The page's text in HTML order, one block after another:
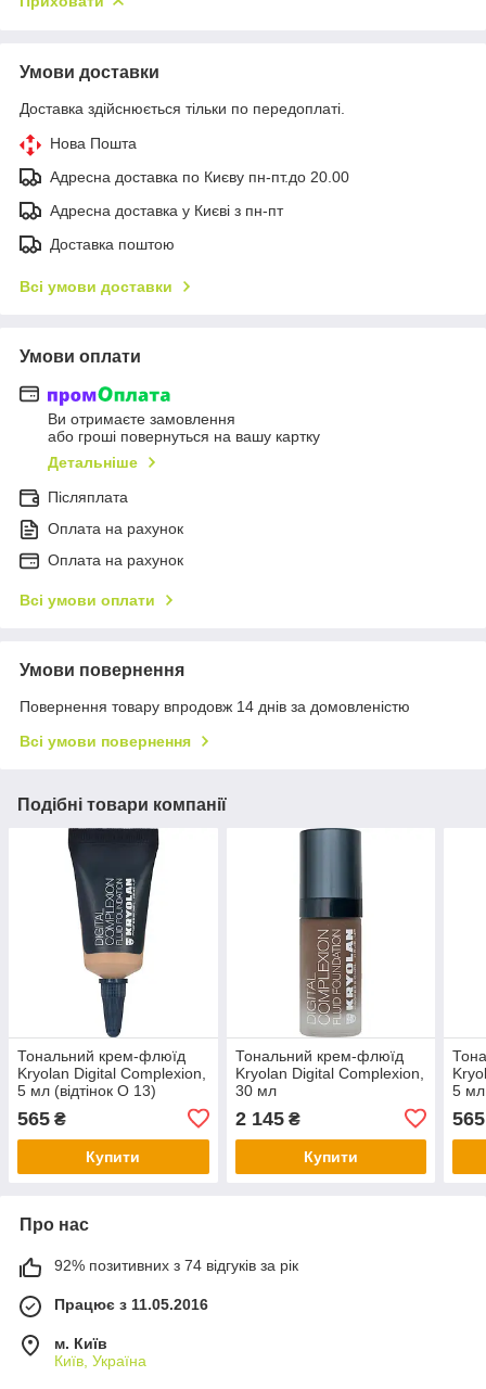
Умови доставки
Доставка здійснюється тільки по передоплаті.
Нова Пошта
Адресна доставка по Києву пн-пт.до 20.00
Адресна доставка у Києві з пн-пт
Доставка поштою
Всі умови доставки
Умови оплати
Ви отримаєте замовлення
або гроші повернуться на вашу картку
Детальніше
Післяплата
Оплата на рахунок
Оплата на рахунок
Всі умови оплати
Умови повернення
Повернення товару впродовж 14 днів за домовленістю
Всі умови повернення
Подібні товари компанії
Тональний крем-флюїд
Kryolan Digital Complexion,
5 мл (відтінок O 13)
565 ₴
Купити
Тональний крем-флюїд
Kryolan Digital Complexion,
30 мл
2 145₴
Купити
5 мл
565
Про нас
92% позитивних з 74 відгуків за рік
Працює з 11.05.2016
м. Київ
Київ, Україна